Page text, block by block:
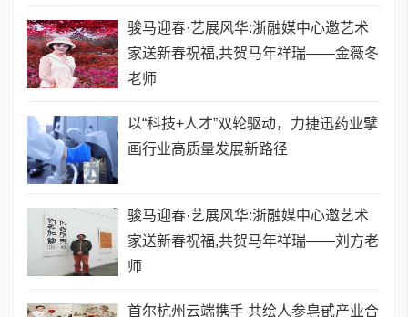
骏马迎春·艺展风华:浙融媒中心邀艺术
家送新春祝福,共贺马年祥瑞——金薇冬
老师
以“科技+人才”双轮驱动，力捷迅药业擘
画行业高质量发展新路径
骏马迎春·艺展风华:浙融媒中心邀艺术
家送新春祝福,共贺马年祥瑞——刘方老
师
首尔杭州云端携手 共绘人参皂甙产业合